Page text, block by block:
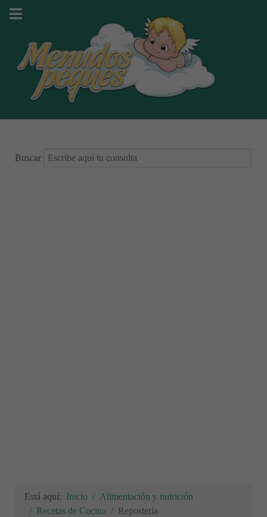
Buscar
Está aquí: Inicio
Alimentación y nutrición
Recetas de Cocina
Repostería